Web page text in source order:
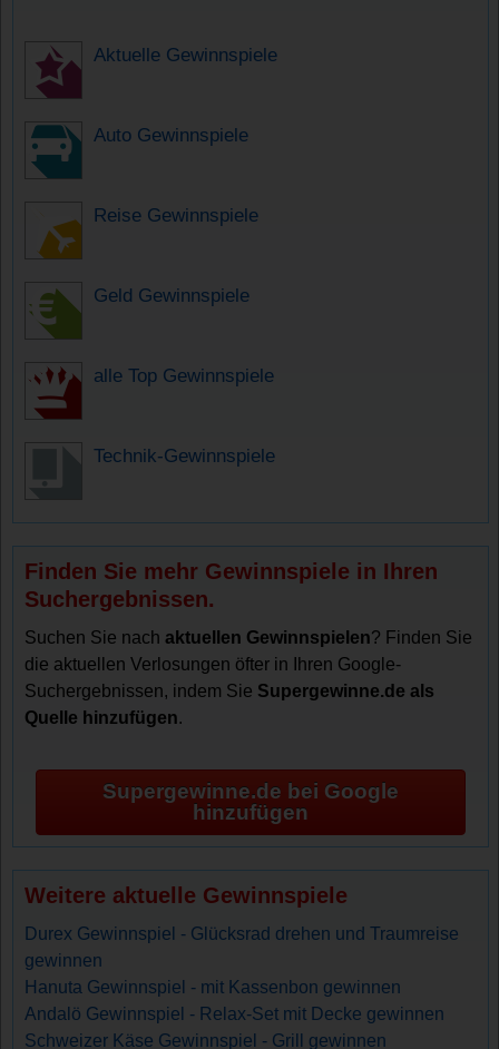
Aktuelle Gewinnspiele
Auto Gewinnspiele
Reise Gewinnspiele
Geld Gewinnspiele
alle Top Gewinnspiele
Technik-Gewinnspiele
Finden Sie mehr Gewinnspiele in Ihren
Suchergebnissen.
Suchen Sie nachaktuellen Gewinnspielen? Finden Sie
die aktuellen Verlosungen öfter in Ihren Google-
Suchergebnissen, indem Sie Supergewinne.de als
Quelle hinzufügen.
Supergewinne.de bei Google
hinzufügen
Weitere aktuelle Gewinnspiele
Durex Gewinnspiel - Glücksrad drehen und Traumreise
gewinnen
Hanuta Gewinnspiel - mit Kassenbon gewinnen
Andalö Gewinnspiel - Relax-Set mit Decke gewinnen
Schweizer Käse Gewinnspiel - Grill gewinnen